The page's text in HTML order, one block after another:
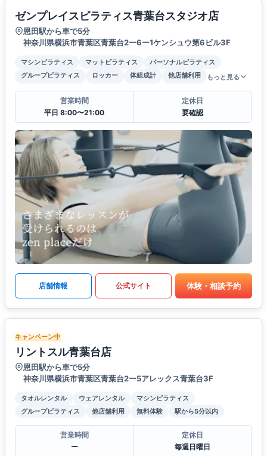
ゼンプレイスピラティス青葉台スタジオ店
恩田駅から車で5分
神奈川県横浜市青葉区青葉台2ー6ー1ケンシュウ第6ビル3F
マシンピラティス マットピラティス
パーソナルピラティス
グループピラティス
ロッカー 体組成計 他店舗利用 もっと見る
営業時間
平日 8:00〜21:00
定休日
要確認
店舗情報 公式サイト 体験・相談予約
キャンペーン中
リントスル青葉台店
恩田駅から車で5分
神奈川県横浜市青葉区青葉台2ー5アレックス青葉台3F
タオルレンタル ウェアレンタル
マシンピラティス
グループピラティス
他店舗利用 無料体験 駅から5分以内
営業時間
ー
定休日
毎週日曜日